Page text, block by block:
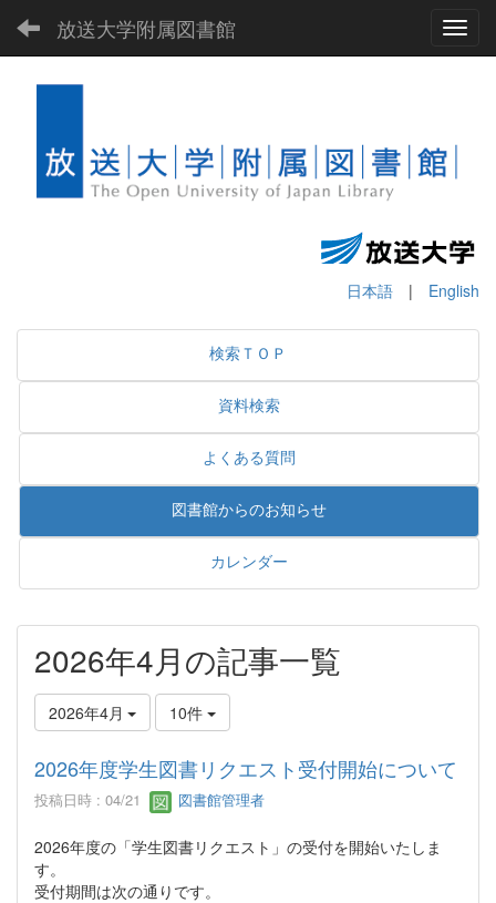
放送大学附属図書館
日本語 | English
検索ＴＯＰ
資料検索
よくある質問
図書館からのお知らせ
カレンダー
2026年4月の記事一覧
2026年4月 10件
2026年度学生図書リクエスト受付開始について
投稿日時 : 04/21 図書館管理者
2026年度の「学生図書リクエスト」の受付を開始いたしま
す。
受付期間は次の通りです。